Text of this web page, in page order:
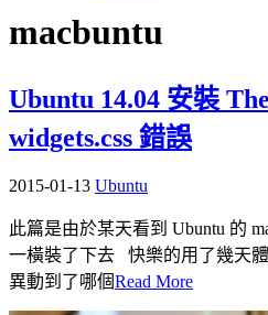
macbuntu
Ubuntu 14.04 安裝
widgets.css 錯誤
2015-01-13 Ubuntu
此篇是由於某天看到 Ubuntu 的
一橫裝了下去 快樂的用了幾天
異動到了哪個Read More